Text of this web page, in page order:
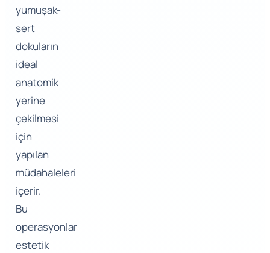
yumuşak-
sert
dokuların
ideal
anatomik
yerine
çekilmesi
için
yapılan
müdahaleleri
içerir.
Bu
operasyonlar
estetik